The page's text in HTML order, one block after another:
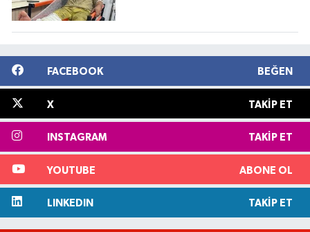
FACEBOOK BEĞEN
X TAKIP ET
INSTAGRAM TAKIP ET
YOUTUBE ABONE OL
LINKEDIN TAKIP ET